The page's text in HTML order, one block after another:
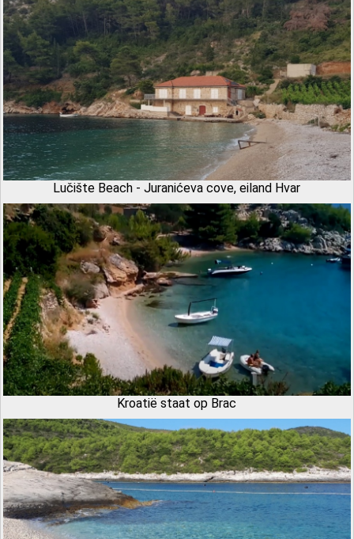
Lučište Beach - Juranićeva cove, eiland Hvar
Kroatië staat op Brac